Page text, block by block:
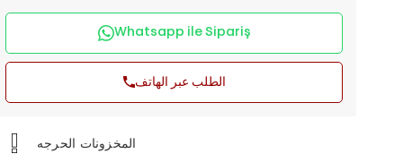
Whatsapp ile Sipariş
الطلب عبر الهاتف